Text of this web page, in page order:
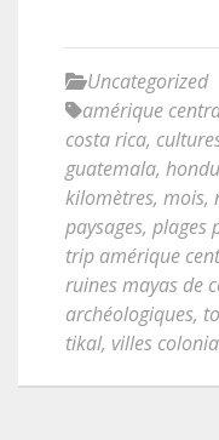
Uncategorized
amérique
costa rica,
guatemala,
kilomètres, mois,
paysages, plages
trip amérique
ruines mayas de
archéologiques,
tikal, villes